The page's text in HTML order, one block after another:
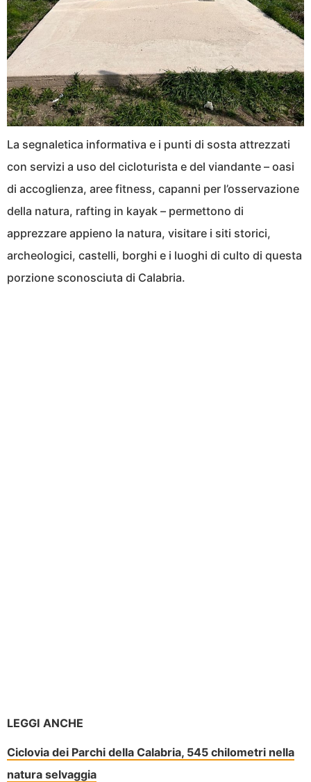
La segnaletica informativa e i punti di sosta attrezzati
con servizi a uso del cicloturista e del viandante – oasi
di accoglienza, aree fitness, capanni per l’osservazione
della natura, rafting in kayak – permettono di
apprezzare appieno la natura, visitare i siti storici,
archeologici, castelli, borghi e i luoghi di culto di questa
porzione sconosciuta di Calabria.
LEGGI ANCHE
Ciclovia dei Parchi della Calabria, 545 chilometri nella
natura selvaggia